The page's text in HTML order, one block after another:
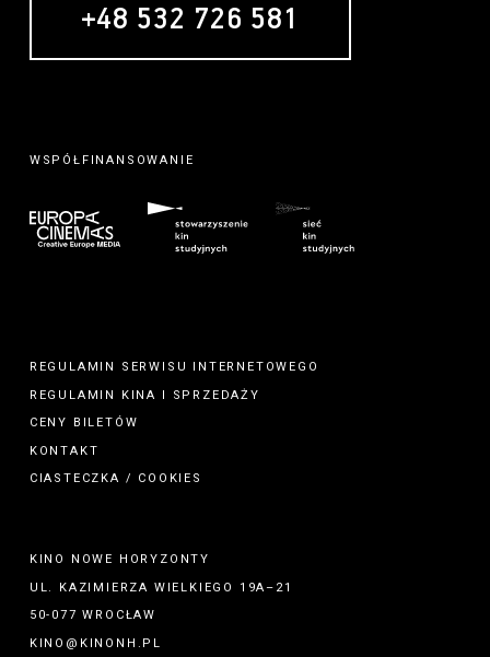
+48 532 726 581
WSPÓŁFINANSOWANIE
REGULAMIN SERWISU INTERNETOWEGO
REGULAMIN KINA I
SPRZEDAŻY
CENY BILETÓW
KONTAKT
CIASTECZKA / COOKIES
KINO NOWE HORYZONTY
UL. KAZIMIERZA WIELKIEGO 19A–21
50-077 WROCŁAW
KINO@KINONH.PL